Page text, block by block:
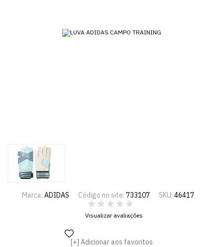
Marca: ADIDAS Código no site: 733107 SKU: 46417
Visualizar avaliações
Adicionar aos favoritos